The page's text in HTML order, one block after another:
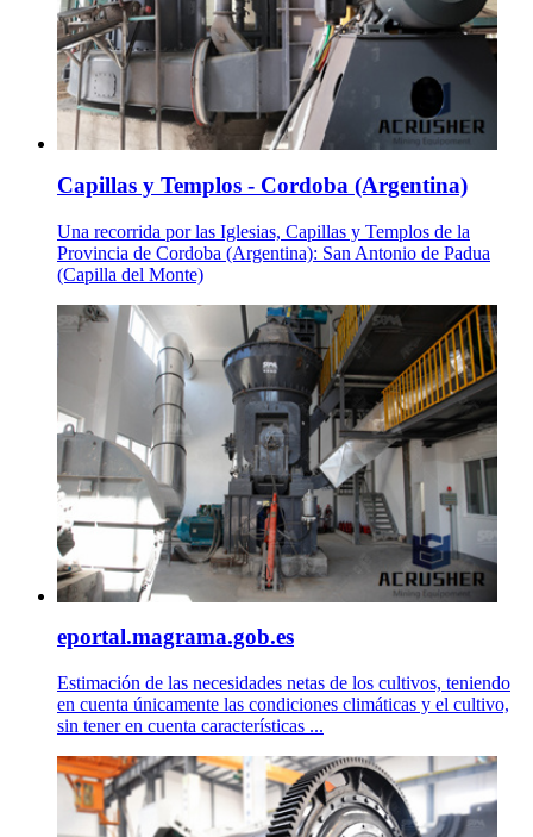
Capillas y Templos - Cordoba (Argentina)
Una recorrida por las Iglesias, Capillas y Templos de la
Provincia de Cordoba (Argentina): San Antonio de Padua
(Capilla del Monte)
eportal.magrama.gob.es
Estimación de las necesidades netas de los cultivos, teniendo
en cuenta únicamente las condiciones climáticas y el cultivo,
sin tener en cuenta características ...